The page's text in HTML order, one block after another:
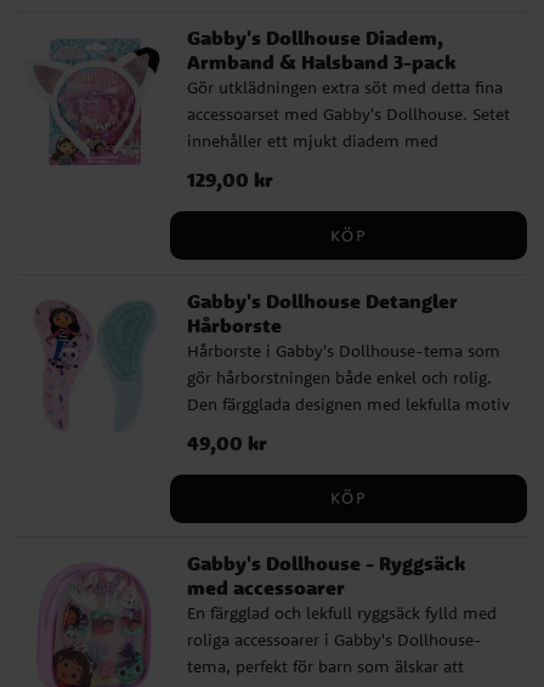
utflykter och semester. ✔️ Solglasögon
med Gabby's Dollhouse-motiv ✔️ Rosa
tonade linser ✔️ Båge med lekfulla motiv
och fina detaljer ✔️ UV400-skydd mot
solens strålar ✔️ Bredd: ca 13 cm
Gabby's Dollhouse Diadem,
Armband & Halsband 3-pack
Gör utklädningen extra söt med detta fina
accessoarset med Gabby's Dollhouse. Setet
innehåller ett mjukt diadem med
kattöron, ett pärlarmband och ett
matchande halsband med lekfulla detaljer.
skapa en gullig look till lek, vardag eller
armband och halsband ✔️ Diadem med
mjuka kattöron ✔️ Armband och halsband
med pärlor och fina detaljer ✔️ Passar till
lek, utklädning och maskerad
Pris :129,00 kr
129,00 kr
KÖP
Gabby's Dollhouse Detangler
Hårborste
Hårborste i Gabby's Dollhouse-tema som
gör hårborstningen både enkel och rolig.
Den färgglada designen med lekfulla motiv
gör den till en favorit i vardagen, samtidigt
som den är skonsam mot håret och passar
perfekt för daglig användning. Den flexibla
detangler-borsten reder varsamt ut tovor
borstningen smidigare och mer behaglig.
Borsten är ca 23 cm lång och utformad för
att ligga bekvämt i handen.
Pris :49,00 kr
49,00 kr
KÖP
Gabby's Dollhouse - Ryggsäck
med accessoarer
En färgglad och lekfull ryggsäck fylld med
roliga accessoarer i Gabby's Dollhouse-
tema, perfekt för barn som älskar att